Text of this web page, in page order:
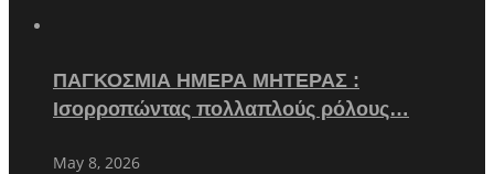
ΠΑΓΚΟΣΜΙΑ ΗΜΕΡΑ ΜΗΤΕΡΑΣ :
Ισορροπώντας πολλαπλούς ρόλους…
May 8, 2026